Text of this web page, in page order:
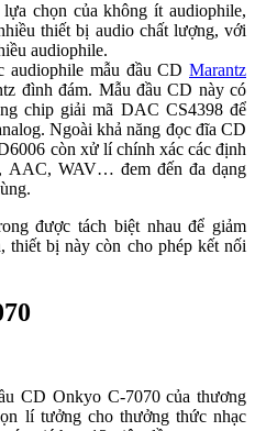
chọn của không ít audiophile,
thiết bị audio chất lượng, với
audiophile.
audiophile mẫu đầu CD Marantz
đình đám. Mẫu đầu CD này có
chip giải mã DAC CS4398 để
Ngoài khả năng đọc đĩa CD
còn xử lí chính xác các định
AAC, WAV… đem đến đa dạng
được tách biệt nhau để giảm
thiết bị này còn cho phép kết nối
CD Onkyo C-7070 của thương
lí tưởng cho thưởng thức nhạc